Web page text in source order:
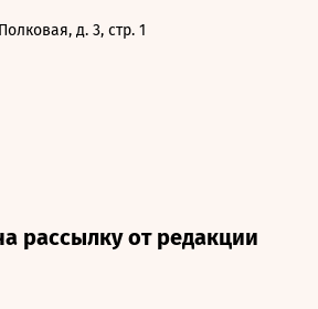
д. 3, стр. 1